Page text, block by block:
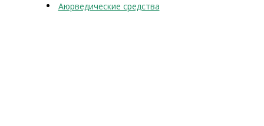
Аюрведические средства